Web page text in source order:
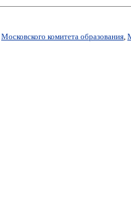
Московского комитета образования,